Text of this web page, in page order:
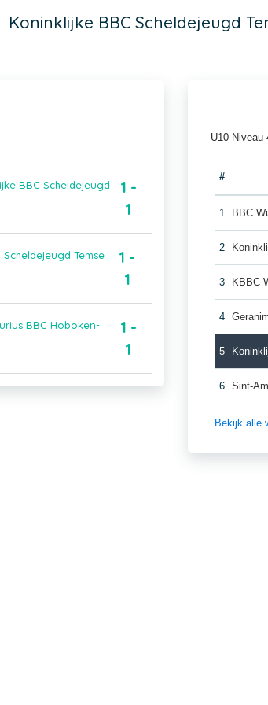
Koninklijke BBC Scheldejeugd
BBC Scheldejeugd
1 -
1
Temse
1 -
1
BBC Hoboken-
1 -
1
U10 Niveau
#
1 BBC
2
3 KBBC
4
5
6 Sint-
Bekijk alle